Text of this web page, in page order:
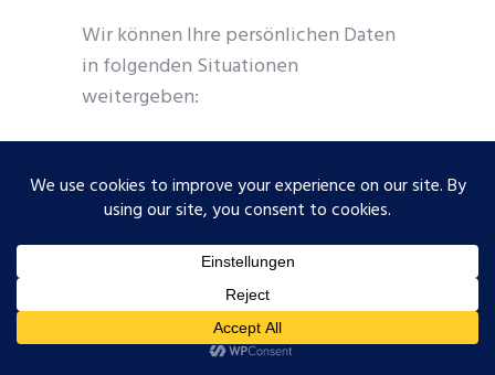
Wir können Ihre persönlichen Daten
in folgenden Situationen
weitergeben:
Ihre persönlichen Daten mit
Dienstleistern teilen, um die
Nutzung unseres Dienstes zu
überwachen und zu analysieren
und um Sie zu kontaktieren.
Für Geschäftsübertragungen:Wir